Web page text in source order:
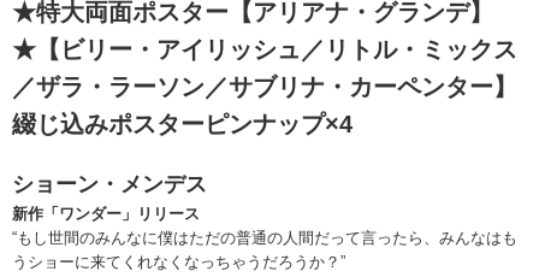
★特大両面ポスター【アリアナ・グランデ】
★【ビリー・アイリッシュ／リトル・ミックス
／ザラ・ラーソン／サブリナ・カーペンター】
綴じ込みポスターピンナップ×4
ショーン・メンデス
新作「ワンダー」リリース
“もし世間のみんなに僕はただの普通の人間だって言ったら、みんなはも
うショーに来てくれなくなっちゃうだろうか？”